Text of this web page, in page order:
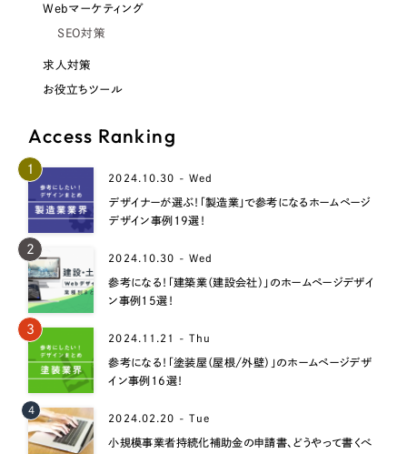
Webマーケティング
SEO対策
求人対策
お役立ちツール
Access Ranking
1
2024.10.30 - Wed
デザイナーが選ぶ！「製造業」で参考になるホームページ
デザイン事例19選！
2
2024.10.30 - Wed
参考になる！「建築業（建設会社）」のホームページデザイ
ン事例15選！
3
2024.11.21 - Thu
参考になる！「塗装屋（屋根/外壁）」のホームページデザ
イン事例16選！
4
2024.02.20 - Tue
小規模事業者持続化補助金の申請書、どうやって書くべ